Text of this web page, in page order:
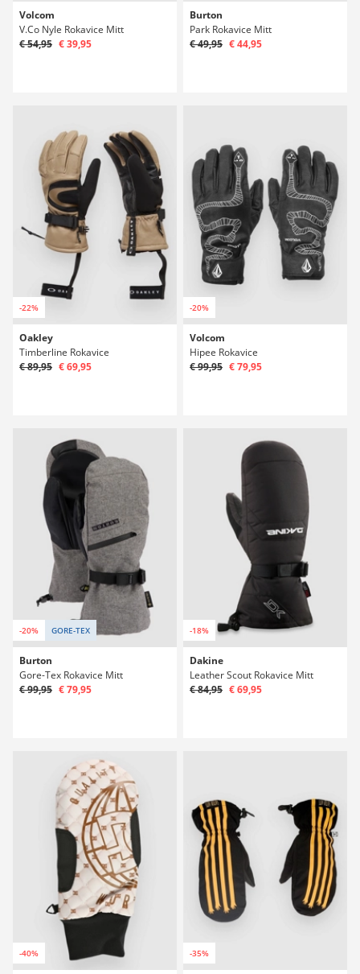
Volcom
V.Co Nyle Rokavice Mitt
€ 54,95 € 39,95
Burton
Park Rokavice Mitt
€ 49,95 € 44,95
-22%
Oakley
Timberline Rokavice
€ 89,95 € 69,95
-20%
Volcom
Hipee Rokavice
€ 99,95 € 79,95
-20% GORE-TEX
Burton
Gore-Tex Rokavice Mitt
€ 99,95 € 79,95
-18%
Dakine
Leather Scout Rokavice Mitt
€ 84,95 € 69,95
-40% -35%